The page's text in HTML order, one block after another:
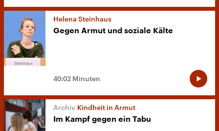
Helena Steinhaus
Gegen Armut und soziale Kälte
40:02 Minuten
Kindheit in Armut
Im Kampf gegen ein Tabu